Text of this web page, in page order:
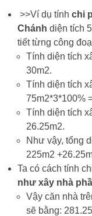
>>Ví dụ tính chi
Chánh diện tích
tiết từng công
Tính diện tích
30m2.
Tính diện tích
75m2*3*100%
Tính diện tích
26.25m2.
Như vậy, tổng
225m2
Ta có cách tính
như xây nhà
Vậy căn nhà
sẽ bằng: